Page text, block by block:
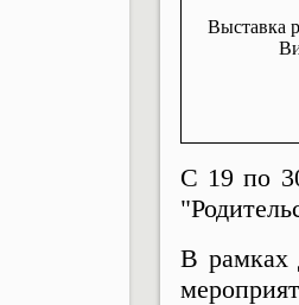
Выставка
С 19 по
В рамках